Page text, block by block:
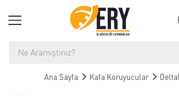
Ana Sayfa Kafa Koruyucular